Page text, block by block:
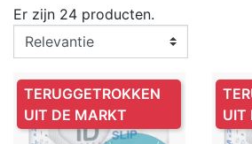
Er zijn 24 producten.
TERUGGETROKKEN
UIT DE MARKT
UIT